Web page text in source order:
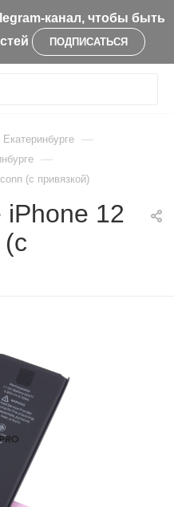
канал, чтобы быть
ПОДПИСАТЬСЯ
—
—
(с привязкой)
12